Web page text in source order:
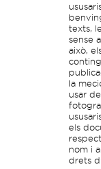
texts,
sense
això,
la
usar
els
nom i
drets